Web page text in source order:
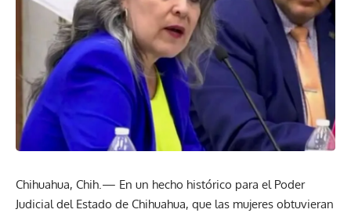
Chihuahua, Chih.— En un hecho histórico para el Poder
Judicial del Estado de Chihuahua, que las mujeres obtuvieran